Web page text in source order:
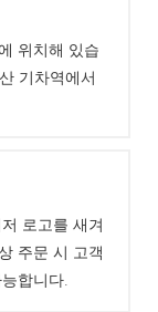
위치해 있습
기차역에서
로고를 새겨
주문 시 고객
합니다.